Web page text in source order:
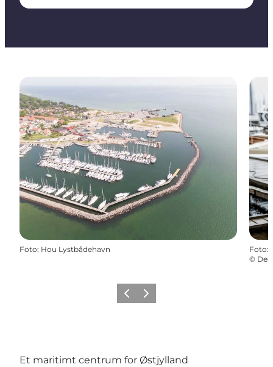
Foto: Hou Lystbådehavn Foto:
©
ForrigeNæste
Et maritimt centrum for Østjylland